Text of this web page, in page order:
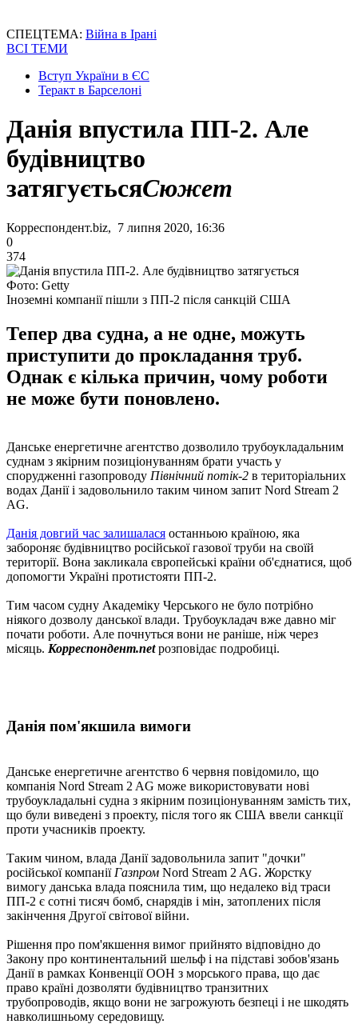
СПЕЦТЕМА: Війна в Ірані
ВСІ ТЕМИ
Вступ України в ЄС
Теракт в Барселоні
Данія впустила ПП-2. Але
будівництво
затягуєтьсяСюжет
Корреспондент.biz, 7 липня 2020, 16:36
0
374
Фото: Getty
Іноземні компанії пішли з ПП-2 після санкцій США
Тепер два судна, а не одне, можуть
приступити до прокладання труб.
Однак є кілька причин, чому роботи
не може бути поновлено.
Данське енергетичне агентство дозволило трубоукладальним
суднам з якірним позиціонуванням брати участь у
спорудженні газопроводу Північний потік-2 в територіальних
водах Данії і задовольнило таким чином запит Nord Stream 2
AG.
Данія довгий час залишалася останньою країною, яка
забороняє будівництво російської газової труби на своїй
території. Вона закликала європейські країни об'єднатися, щоб
допомогти Україні протистояти ПП-2.
Тим часом судну Академіку Черського не було потрібно
ніякого дозволу данської влади. Трубоукладач вже давно міг
почати роботи. Але почнуться вони не раніше, ніж через
місяць. Корреспондент.netрозповідає подробиці.
Данія пом'якшила вимоги
Данське енергетичне агентство 6 червня повідомило, що
компанія Nord Stream 2 AG може використовувати нові
трубоукладальні судна з якірним позиціонуванням замість тих,
що були виведені з проекту, після того як США ввели санкції
проти учасників проекту.
Таким чином, влада Данії задовольнила запит "дочки"
російської компанії Газпром Nord Stream 2 AG. Жорстку
вимогу данська влада пояснила тим, що недалеко від траси
ПП-2 є сотні тисяч бомб, снарядів і мін, затоплених після
закінчення Другої світової війни.
Рішення про пом'якшення вимог прийнято відповідно до
Закону про континентальний шельф і на підставі зобов'язань
Данії в рамках Конвенції ООН з морського права, що дає
право країні дозволяти будівництво транзитних
трубопроводів, якщо вони не загрожують безпеці і не шкодять
навколишньому середовищу.